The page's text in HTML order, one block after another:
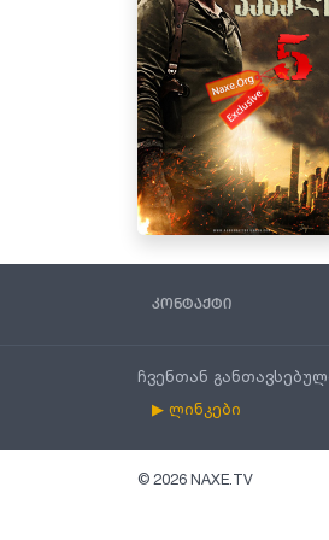
კონტაქტი
ჩვენთან
▶ ლინკები
© 2026 NAXE.TV